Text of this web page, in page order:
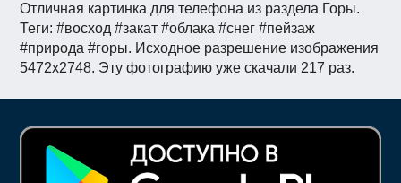
Отличная картинка для телефона из раздела Горы.
Теги: #восход #закат #облака #снег #пейзаж
#природа #горы. Исходное разрешение изображения
5472x2748. Эту фотографию уже скачали 217 раз.